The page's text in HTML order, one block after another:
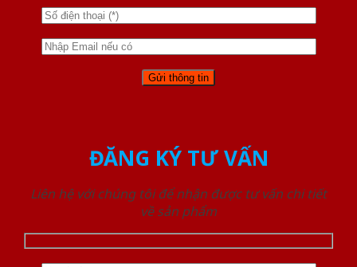
ĐĂNG KÝ TƯ VẤN
Liên hệ với chúng tôi để nhận được tư vấn chi tiết
về sản phẩm